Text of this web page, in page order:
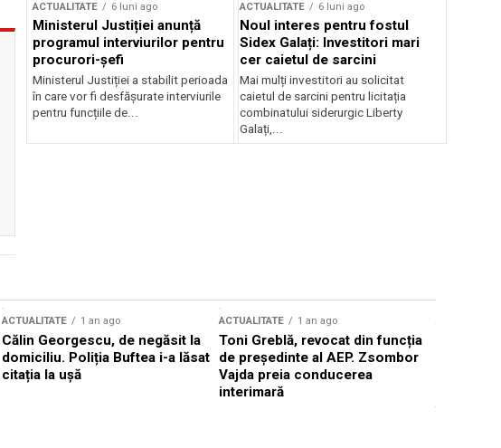
ACTUALITATE 6 luni ago
Ministerul Justiției anunță
programul interviurilor pentru
procurori-șefi
Ministerul Justiției a stabilit perioada
în care vor fi desfășurate interviurile
pentru funcțiile de...
ACTUALITATE 6 luni ago
Noul interes pentru fostul
Sidex Galați: Investitori mari
cer caietul de sarcini
Mai mulți investitori au solicitat
caietul de sarcini pentru licitația
combinatului siderurgic Liberty
Galați,...
ACTUALITATE 1 an ago
Călin Georgescu, de negăsit la
domiciliu. Poliția Buftea i-a lăsat
citația la ușă
ACTUALITATE 1 an ago
Toni Greblă, revocat din funcția
de președinte al AEP. Zsombor
Vajda preia conducerea
interimară